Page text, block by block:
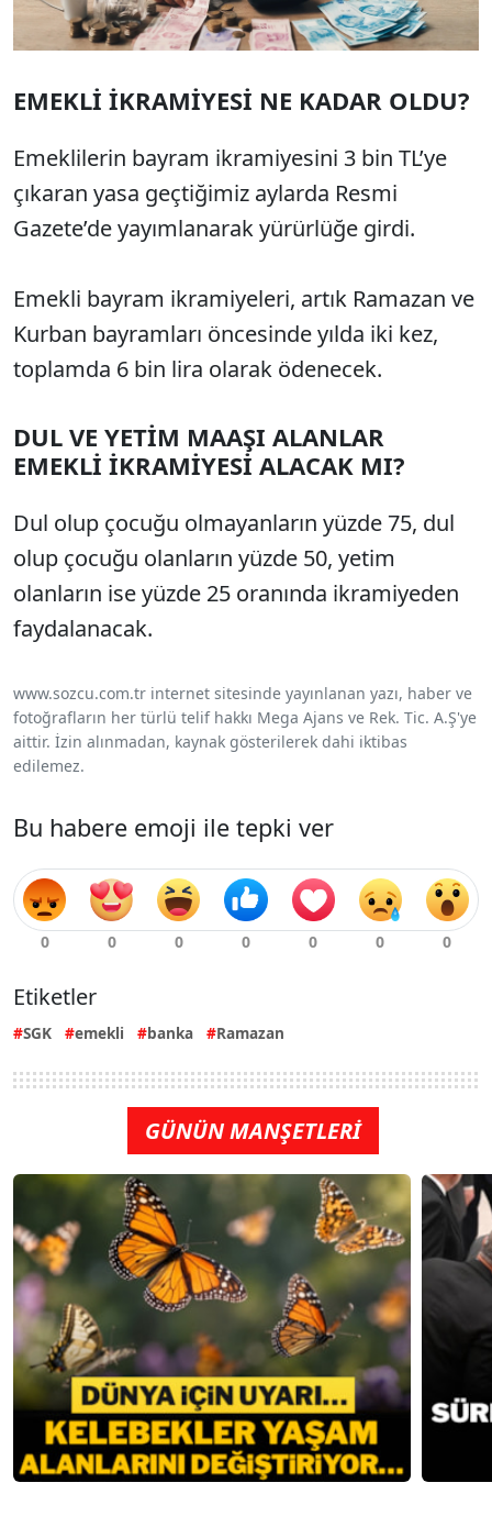
EMEKLİ İKRAMİYESİ NE KADAR OLDU?
Emeklilerin bayram ikramiyesini 3 bin TL’ye
çıkaran yasa geçtiğimiz aylarda Resmi
Gazete’de yayımlanarak yürürlüğe girdi.
Emekli bayram ikramiyeleri, artık Ramazan ve
Kurban bayramları öncesinde yılda iki kez,
toplamda 6 bin lira olarak ödenecek.
DUL VE YETİM MAAŞI ALANLAR
EMEKLİ İKRAMİYESİ ALACAK MI?
Dul olup çocuğu olmayanların yüzde 75, dul
olup çocuğu olanların yüzde 50, yetim
olanların ise yüzde 25 oranında ikramiyeden
faydalanacak.
www.sozcu.com.tr internet sitesinde yayınlanan yazı, haber ve
fotoğrafların her türlü telif hakkı Mega Ajans ve Rek. Tic. A.Ş'ye
aittir. İzin alınmadan, kaynak gösterilerek dahi iktibas
edilemez.
Bu habere emoji ile tepki ver
Etiketler
SGK emekli banka Ramazan
GÜNÜN MANŞETLERİ